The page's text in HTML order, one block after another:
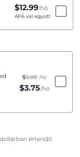
$12.99/hó
ÁFÁ-val együtt
$5.00 /hó
$3.75/hó
értendő.